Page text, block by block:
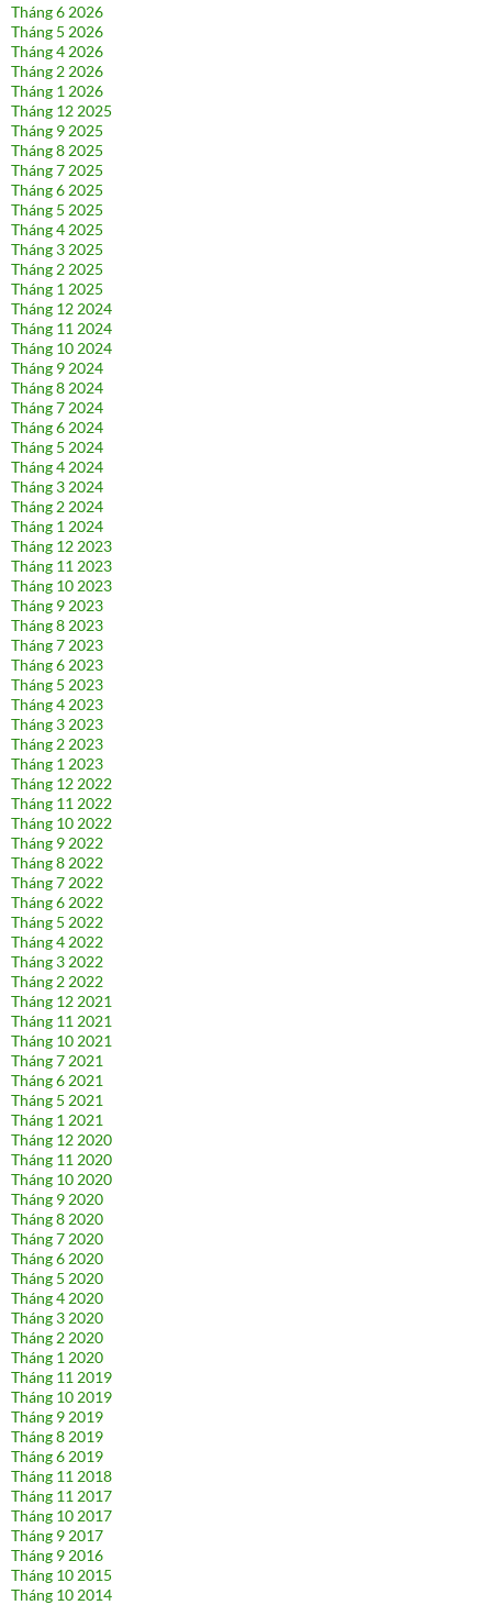
Tháng 6 2026
Tháng 5 2026
Tháng 4 2026
Tháng 2 2026
Tháng 1 2026
Tháng 12 2025
Tháng 9 2025
Tháng 8 2025
Tháng 7 2025
Tháng 6 2025
Tháng 5 2025
Tháng 4 2025
Tháng 3 2025
Tháng 2 2025
Tháng 1 2025
Tháng 12 2024
Tháng 11 2024
Tháng 10 2024
Tháng 9 2024
Tháng 8 2024
Tháng 7 2024
Tháng 6 2024
Tháng 5 2024
Tháng 4 2024
Tháng 3 2024
Tháng 2 2024
Tháng 1 2024
Tháng 12 2023
Tháng 11 2023
Tháng 10 2023
Tháng 9 2023
Tháng 8 2023
Tháng 7 2023
Tháng 6 2023
Tháng 5 2023
Tháng 4 2023
Tháng 3 2023
Tháng 2 2023
Tháng 1 2023
Tháng 12 2022
Tháng 11 2022
Tháng 10 2022
Tháng 9 2022
Tháng 8 2022
Tháng 7 2022
Tháng 6 2022
Tháng 5 2022
Tháng 4 2022
Tháng 3 2022
Tháng 2 2022
Tháng 12 2021
Tháng 11 2021
Tháng 10 2021
Tháng 7 2021
Tháng 6 2021
Tháng 5 2021
Tháng 1 2021
Tháng 12 2020
Tháng 11 2020
Tháng 10 2020
Tháng 9 2020
Tháng 8 2020
Tháng 7 2020
Tháng 6 2020
Tháng 5 2020
Tháng 4 2020
Tháng 3 2020
Tháng 2 2020
Tháng 1 2020
Tháng 11 2019
Tháng 10 2019
Tháng 9 2019
Tháng 8 2019
Tháng 6 2019
Tháng 11 2018
Tháng 11 2017
Tháng 10 2017
Tháng 9 2017
Tháng 9 2016
Tháng 10 2015
Tháng 10 2014